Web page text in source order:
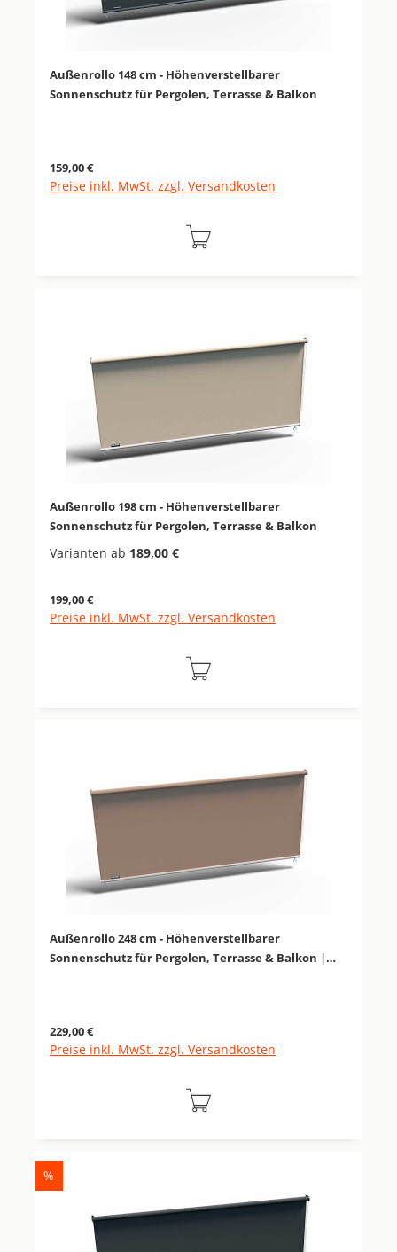
Außenrollo 148 cm - Höhenverstellbarer
Sonnenschutz für Pergolen, Terrasse & Balkon
Regulärer Preis:
159,00 €
Preise inkl. MwSt. zzgl. Versandkosten
Außenrollo 198 cm - Höhenverstellbarer
Sonnenschutz für Pergolen, Terrasse & Balkon
Varianten ab 189,00 €
Regulärer Preis:
199,00 €
Preise inkl. MwSt. zzgl. Versandkosten
Außenrollo 248 cm - Höhenverstellbarer
Sonnenschutz für Pergolen, Terrasse & Balkon |
Regulärer Preis:
229,00 €
Preise inkl. MwSt. zzgl. Versandkosten
RABATT
%